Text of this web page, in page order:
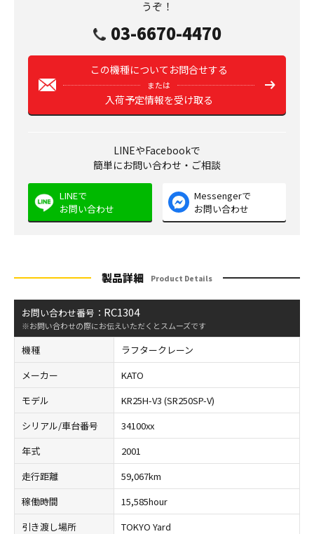
うぞ！
03-6670-4470
この機種についてお問合せする
または
入荷予定情報を受け取る
LINEやFacebookで
簡単にお問い合わせ・ご相談
LINEで
お問い合わせ
Messengerで
お問い合わせ
製品詳細 Product Details
お問い合わせ番号： RC1304
※お問い合わせの際にお伝えいただくとスムーズです
機種
ラフタークレーン
メーカー
KATO
モデル
KR25H-V3 (SR250SP-V)
シリアル/車台番号
34100xx
年式
2001
走行距離
59,067km
稼働時間
15,585hour
引き渡し場所
TOKYO Yard